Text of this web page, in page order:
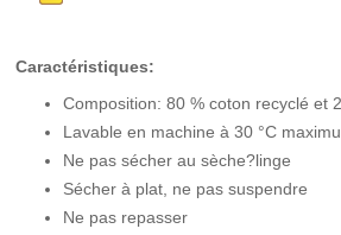
Caractéristiques:
Composition: 80 % coton recyclé et
Lavable en machine à 30 °C
Ne pas sécher au sèche?linge
Sécher à plat, ne pas suspendre
Ne pas repasser